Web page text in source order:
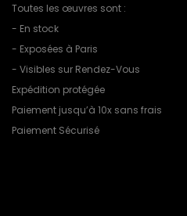
Toutes les œuvres sont :
- En stock
- Exposées à Paris
- Visibles sur Rendez-Vous
Expédition protégée
Paiement jusqu’à 10x sans frais
Paiement Sécurisé